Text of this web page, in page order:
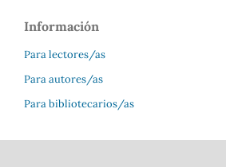
Información
Para lectores/as
Para autores/as
Para bibliotecarios/as